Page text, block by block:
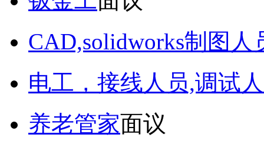
CAD,solidworks制图人
电工，接线人员,调试
养老管家面议